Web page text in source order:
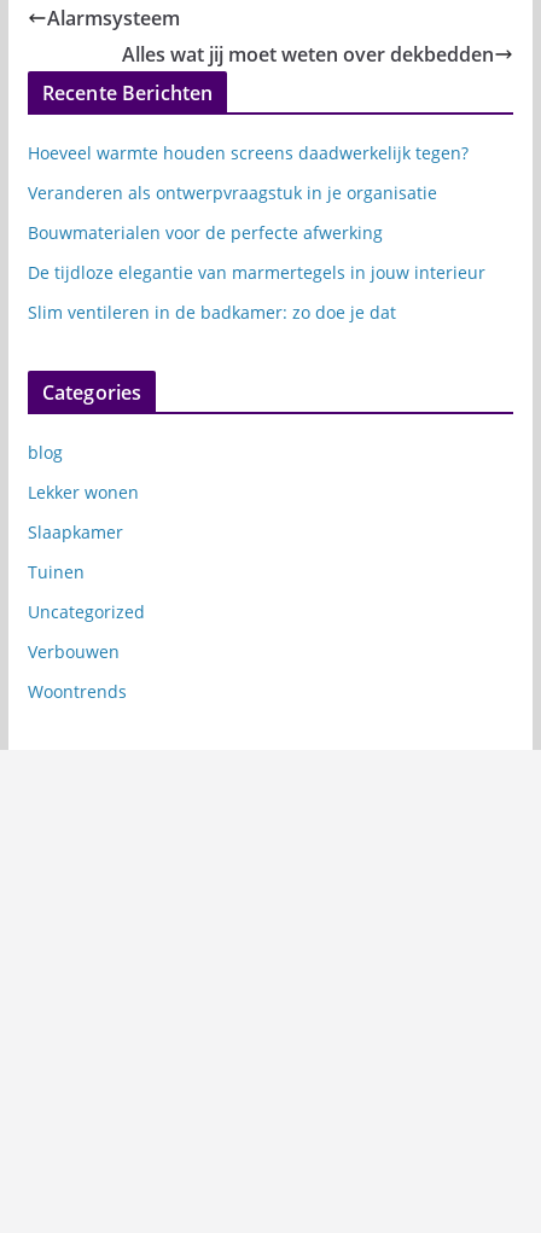
Alarmsysteem
Alles wat jij moet weten over dekbedden
Recente Berichten
Hoeveel warmte houden screens daadwerkelijk tegen?
Veranderen als ontwerpvraagstuk in je organisatie
Bouwmaterialen voor de perfecte afwerking
De tijdloze elegantie van marmertegels in jouw interieur
Slim ventileren in de badkamer: zo doe je dat
Categories
blog
Lekker wonen
Slaapkamer
Tuinen
Uncategorized
Verbouwen
Woontrends